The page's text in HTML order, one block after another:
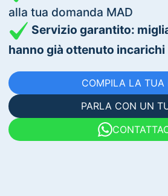
alla tua domanda MAD
Servizio garantito:
hanno già ottenuto incarichi
COMPILA LA TUA
PARLA CON UN